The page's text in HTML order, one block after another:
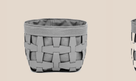
ARABASI
#MSR2408016